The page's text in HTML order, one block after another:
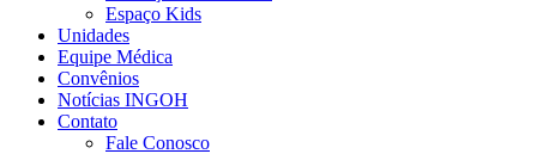
Espaço Kids
Unidades
Equipe Médica
Convênios
Notícias INGOH
Contato
Fale Conosco